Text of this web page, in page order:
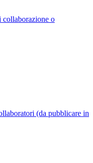
o
(da pubblicare in